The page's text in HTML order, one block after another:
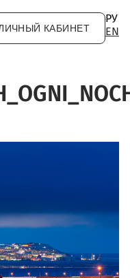
КАБИНЕТ
РУ
EN